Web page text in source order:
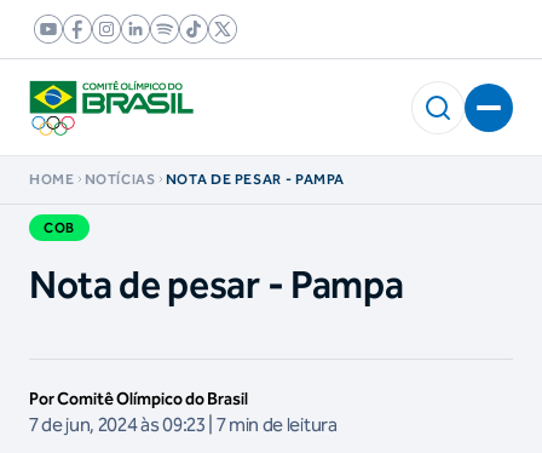
HOME NOTÍCIAS NOTA DE PESAR - PAMPA
COB
Nota de pesar - Pampa
Por Comitê Olímpico do Brasil
7 de jun, 2024 às 09:23 | 7 min de leitura